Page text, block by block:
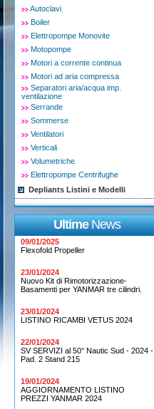
Autoclavi
Boiler
Elettropompe Monovite
Motopompe
Motori a corrente continua
Motori ad aria compressa
Separatori aria/acqua imp.
ventilazione
Serrande
Sommerse
Ventilatori
Verticali
Volumetriche
Elettropompe Centrifughe
Depliants Listini e Modelli
UltimeNews
09/01/2025
Flexofold Propeller
23/01/2024
Nuovo Kit di Rimotorizzazione-
Basamenti per YANMAR tre cilindri.
23/01/2024
LISTINO RICAMBI VETUS 2024
22/01/2024
SV SERVIZI al 50° Nautic Sud - 2024 -
Pad. 2 Stand 215
19/01/2024
AGGIORNAMENTO LISTINO
PREZZI YANMAR 2024